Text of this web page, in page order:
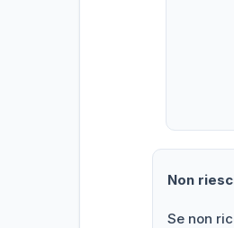
Non
Se non